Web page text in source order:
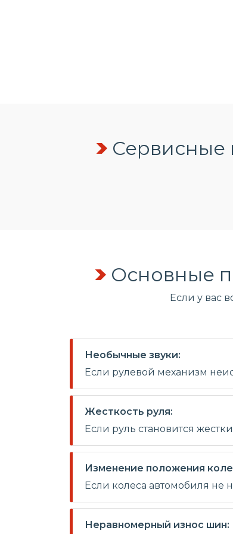
Сервисные
Основные
Если у вас
Необычные звуки:
Если рулевой механизм
Жесткость руля:
Если руль становится
Изменение положения
Если колеса автомобиля не
Неравномерный износ шин: